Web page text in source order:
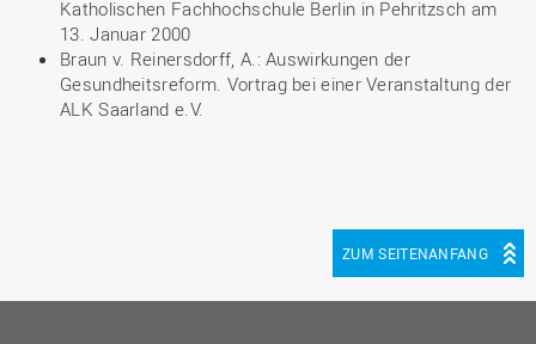
Katholischen Fachhochschule Berlin in Pehritzsch am
13. Januar 2000
Braun v. Reinersdorff, A.: Auswirkungen der
Gesundheitsreform. Vortrag bei einer Veranstaltung der
ALK Saarland e.V.
ZUM SEITENANFANG